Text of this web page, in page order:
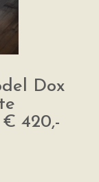
Dox
420,-